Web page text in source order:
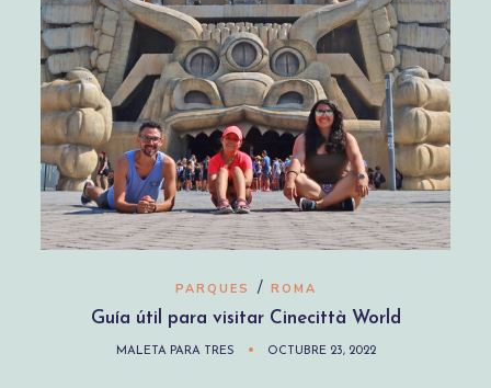
PARQUES / ROMA
Guía útil para visitar Cinecittà World
MALETA PARA TRES OCTUBRE 23, 2022